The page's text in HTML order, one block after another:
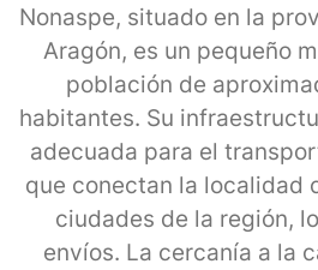
Nonaspe, situado en la
Aragón, es un pequeño
población de
habitantes. Su
adecuada para el
que conectan la localidad
ciudades de la región,
envíos. La cercanía a la